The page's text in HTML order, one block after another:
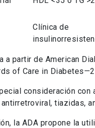
Clínica de
a partir de American
of Care in
consideración
tiazidas,
la ADA propone la